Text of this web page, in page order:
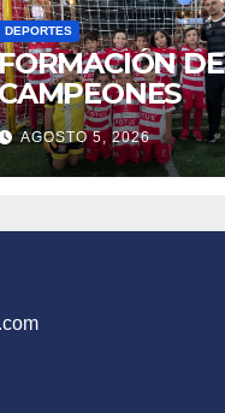
DEPORTES
DE
AGOSTO 5, 2026